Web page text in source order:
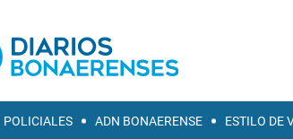
POLICIALES ADN BONAERENSE ESTILO DE